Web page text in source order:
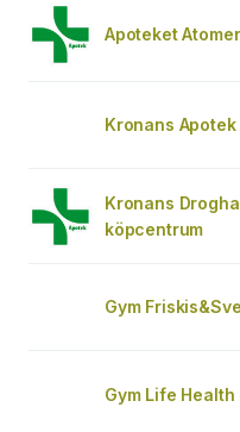
Apoteket
Kronans
Kronans
köpcentrum
Gym
Gym Life